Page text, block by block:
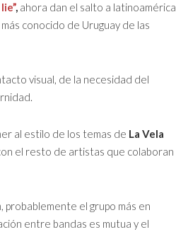
, ahora dan el salto a latinoamérica
conocido de Uruguay de las
visual, de la necesidad del
al estilo de los temas de La Vela
el resto de artistas que colaboran
probablemente el grupo más en
entre bandas es mutua y el